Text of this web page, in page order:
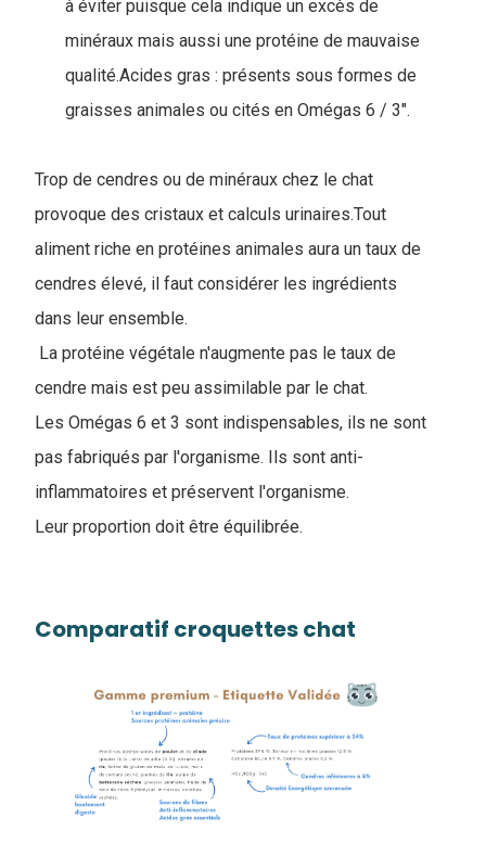
à éviter puisque cela indique un excès de
minéraux mais aussi une protéine de mauvaise
qualité.Acides gras : présents sous formes de
graisses animales ou cités en Omégas 6 / 3".
Trop de cendres ou de minéraux chez le chat
provoque des cristaux et calculs urinaires.Tout
aliment riche en protéines animales aura un taux de
cendres élevé, il faut considérer les ingrédients
dans leur ensemble.
La protéine végétale n'augmente pas le taux de
cendre mais est peu assimilable par le chat.
Les Omégas 6 et 3 sont indispensables, ils ne sont
pas fabriqués par l'organisme. Ils sont anti-
inflammatoires et préservent l'organisme.
Leur proportion doit être équilibrée.
Comparatif croquettes chat